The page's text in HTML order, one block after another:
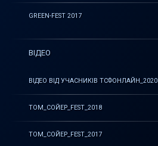
GREEN-FEST 2017
ВІДЕО
ВІДЕО ВІД УЧАСНИКІВ ТСФОНЛАЙН_2020
ТОМ_СОЙЕР_FEST_2018
ТОМ_СОЙЕР_FEST_2017